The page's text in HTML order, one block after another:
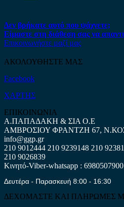
Δεν βρήκατε αυτό που ψάχνετε;
Είμαστε στη διάθεση σας να
Επικοινωνήστε μαζί μας
ΑΚΟΛΟΥΘΗΣΤΕ ΜΑΣ
Facebook
ΧΑΡΤΗΣ
ΕΠΙΚΟΙΝΩΝΙΑ
Α.ΠΑΠΑΔΑΚΗ & ΣΙΑ Ο.Ε
ΑΜΒΡΟΣΙΟΥ ΦΡΑΝΤΖΗ 67,
info@ggp.gr
210 9012444 210 9239148 210
210 9026839
Κινητό-Viber-whatsapp : 6980507900
Δευτέρα - Παρασκευή 8:00 - 16:30
ΔΕΧΟΜΑΣΤΕ ΚΑΙ ΠΛΗΡΩΜΕΣ